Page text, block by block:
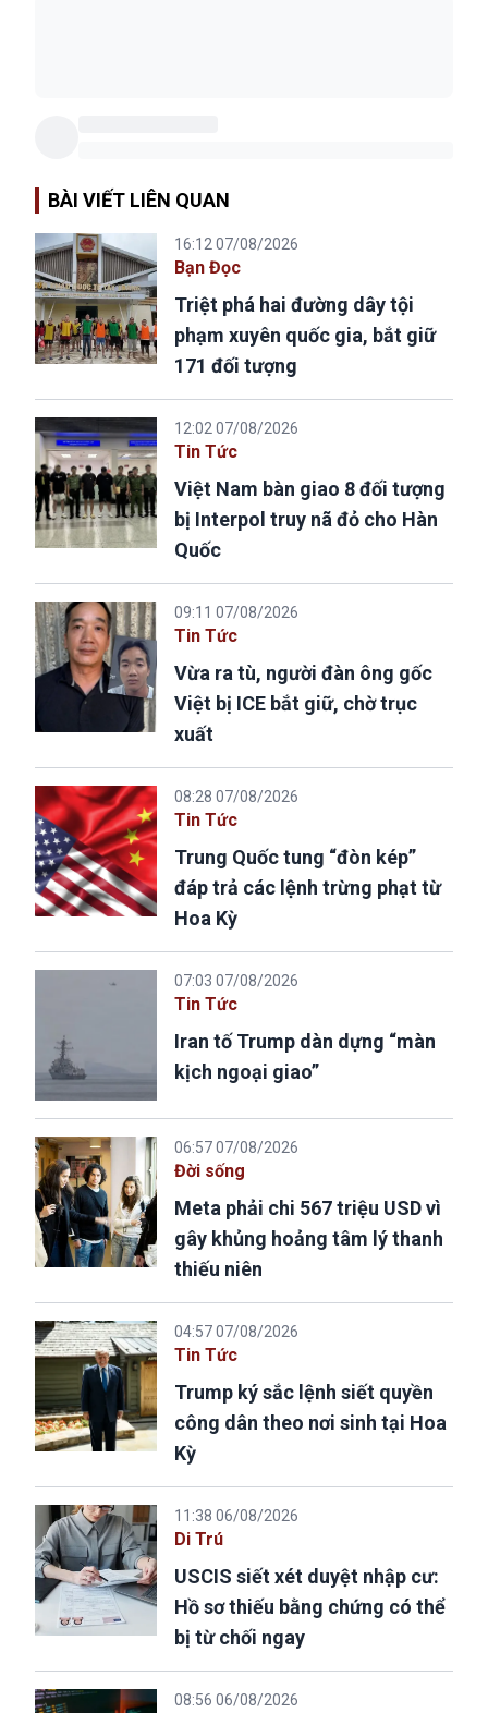
BÀI VIẾT LIÊN QUAN
16:12 07/08/2026
Bạn Đọc
Triệt phá hai đường dây tội
phạm xuyên quốc gia, bắt giữ
171 đối tượng
12:02 07/08/2026
Tin Tức
Việt Nam bàn giao 8 đối tượng
bị Interpol truy nã đỏ cho Hàn
Quốc
09:11 07/08/2026
Tin Tức
Vừa ra tù, người đàn ông gốc
Việt bị ICE bắt giữ, chờ trục
xuất
08:28 07/08/2026
Tin Tức
Trung Quốc tung “đòn kép”
đáp trả các lệnh trừng phạt từ
Hoa Kỳ
07:03 07/08/2026
Tin Tức
Iran tố Trump dàn dựng “màn
kịch ngoại giao”
06:57 07/08/2026
Đời sống
Meta phải chi 567 triệu USD vì
gây khủng hoảng tâm lý thanh
thiếu niên
04:57 07/08/2026
Tin Tức
Trump ký sắc lệnh siết quyền
công dân theo nơi sinh tại Hoa
Kỳ
11:38 06/08/2026
Di Trú
USCIS siết xét duyệt nhập cư:
Hồ sơ thiếu bằng chứng có thể
bị từ chối ngay
08:56 06/08/2026